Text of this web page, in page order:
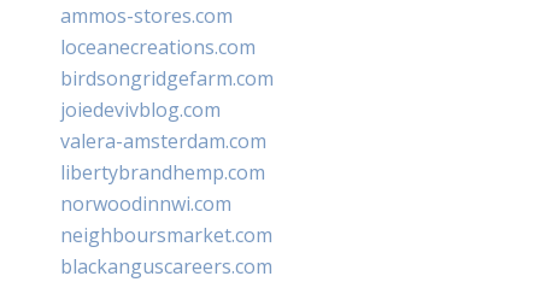
ammos-stores.com
loceanecreations.com
birdsongridgefarm.com
joiedevivblog.com
valera-amsterdam.com
libertybrandhemp.com
norwoodinnwi.com
neighboursmarket.com
blackanguscareers.com